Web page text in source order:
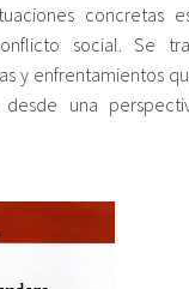
concretas
social. Se
y enfrentamientos
una